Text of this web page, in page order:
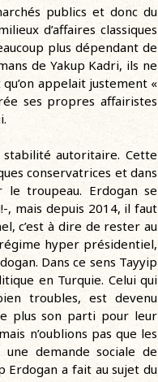
publics et donc du
d’affaires classiques
plus dépendant de
de Yakup Kadri, ils ne
appelait justement «
ses propres affairistes
autoritaire. Cette
conservatrices et dans
troupeau. Erdogan se
, mais depuis 2014, il faut
c’est à dire de rester au
hyper présidentiel,
Dans ce sens Tayyip
en Turquie. Celui qui
troubles, est devenu
plus son parti pour leur
n’oublions pas que les
demande sociale de
Erdogan a fait au sujet du